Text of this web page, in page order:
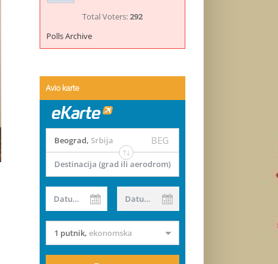
Total Voters:292
Polls Archive
Avio karte
Beograd, Srbija BEG
Destinacija (grad ili aerodrom)
Datum od Datum do
1 putnik, ekonomska